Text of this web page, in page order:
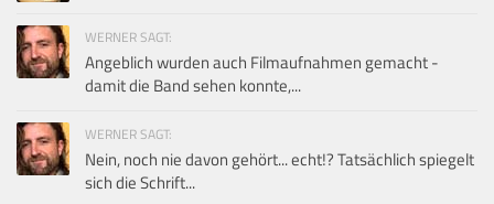
WERNER SAGT:
Angeblich wurden auch Filmaufnahmen gemacht -
damit die Band sehen konnte,...
WERNER SAGT:
Nein, noch nie davon gehört... echt!? Tatsächlich spiegelt
sich die Schrift...